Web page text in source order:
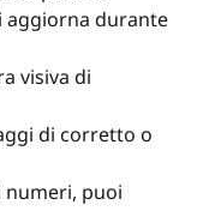
aggiorna durante
visiva di
di corretto o
numeri, puoi